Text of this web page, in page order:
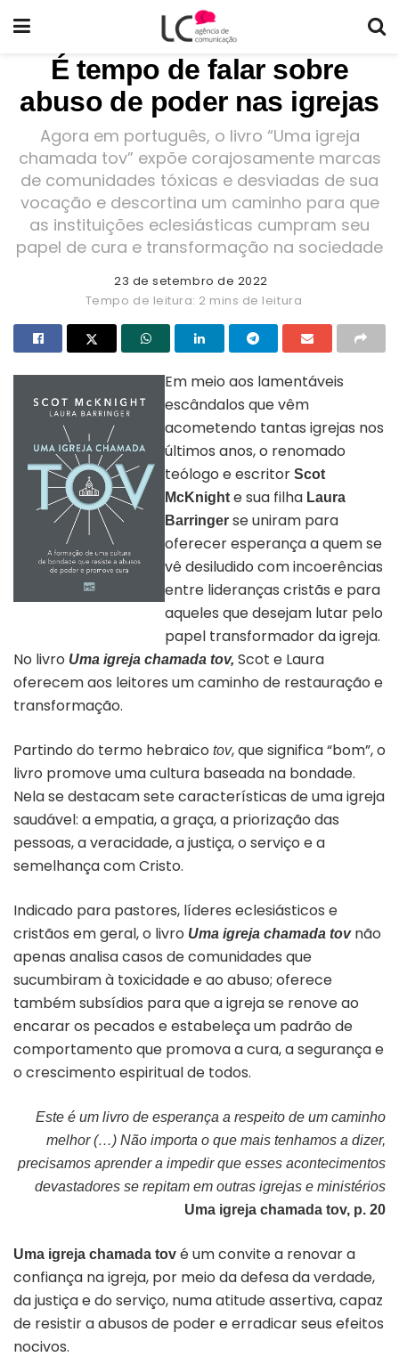
É tempo de falar sobre
abuso de poder nas igrejas
Agora em português, o livro “Uma igreja
chamada tov” expõe corajosamente marcas
de comunidades tóxicas e desviadas de sua
vocação e descortina um caminho para que
as instituições eclesiásticas cumpram seu
papel de cura e transformação na sociedade
23 de setembro de 2022
Tempo de leitura: 2 mins de leitura
Em meio aos lamentáveis
escândalos que vêm
acometendo tantas igrejas nos
últimos anos, o renomado
teólogo e escritor Scot
McKnight e sua filha Laura
Barringer se uniram para
oferecer esperança a quem se
vê desiludido com incoerências
entre lideranças cristãs e para
aqueles que desejam lutar pelo
papel transformador da igreja.
No livro Uma igreja chamada tov, Scot e Laura
oferecem aos leitores um caminho de restauração e
transformação.
Partindo do termo hebraico tov, que significa “bom”, o
livro promove uma cultura baseada na bondade.
Nela se destacam sete características de uma igreja
saudável: a empatia, a graça, a priorização das
pessoas, a veracidade, a justiça, o serviço e a
semelhança com Cristo.
Indicado para pastores, líderes eclesiásticos e
cristãos em geral, o livro Uma igreja chamada tovnão
apenas analisa casos de comunidades que
sucumbiram à toxicidade e ao abuso; oferece
também subsídios para que a igreja se renove ao
encarar os pecados e estabeleça um padrão de
comportamento que promova a cura, a segurança e
o crescimento espiritual de todos.
Este é um livro de esperança a respeito de um caminho
melhor (…) Não importa o que mais tenhamos a dizer,
precisamos aprender a impedir que esses acontecimentos
devastadores se repitam em outras igrejas e ministérios
Uma igreja chamada tov, p. 20
Uma igreja chamada tov é um convite a renovar a
confiança na igreja, por meio da defesa da verdade,
da justiça e do serviço, numa atitude assertiva, capaz
de resistir a abusos de poder e erradicar seus efeitos
nocivos.